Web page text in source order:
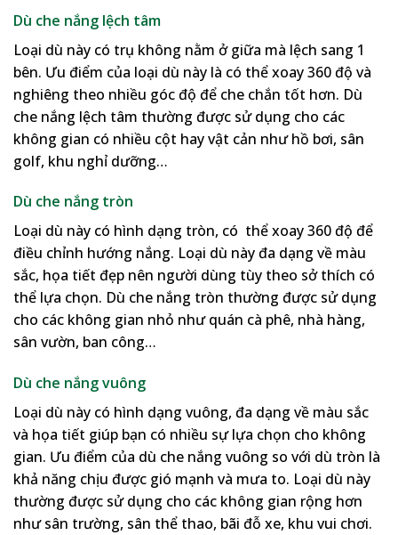
Dù che nắng lệch tâm
Loại dù này có trụ không nằm ở giữa mà lệch sang 1
bên. Ưu điểm của loại dù này là có thể xoay 360 độ và
nghiêng theo nhiều góc độ để che chắn tốt hơn. Dù
che nắng lệch tâm thường được sử dụng cho các
không gian có nhiều cột hay vật cản như hồ bơi, sân
golf, khu nghỉ dưỡng…
Dù che nắng tròn
Loại dù này có hình dạng tròn, có thể xoay 360 độ để
điều chỉnh hướng nắng. Loại dù này đa dạng về màu
sắc, họa tiết đẹp nên người dùng tùy theo sở thích có
thể lựa chọn. Dù che nắng tròn thường được sử dụng
cho các không gian nhỏ như quán cà phê, nhà hàng,
sân vườn, ban công…
Dù che nắng vuông
Loại dù này có hình dạng vuông, đa dạng về màu sắc
và họa tiết giúp bạn có nhiều sự lựa chọn cho không
gian. Ưu điểm của dù che nắng vuông so với dù tròn là
khả năng chịu được gió mạnh và mưa to. Loại dù này
thường được sử dụng cho các không gian rộng hơn
như sân trường, sân thể thao, bãi đỗ xe, khu vui chơi.